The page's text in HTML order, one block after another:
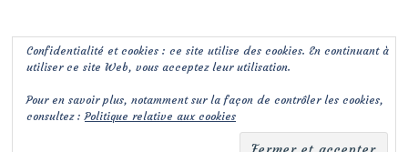
Confidentialité et cookies : ce site utilise des cookies. En continuant à
utiliser ce site Web, vous acceptez leur utilisation.
Pour en savoir plus, notamment sur la façon de contrôler les cookies,
consultez :Politique relative aux cookies